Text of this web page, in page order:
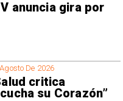
anuncia gira por
De 2026
critica
su Corazón”